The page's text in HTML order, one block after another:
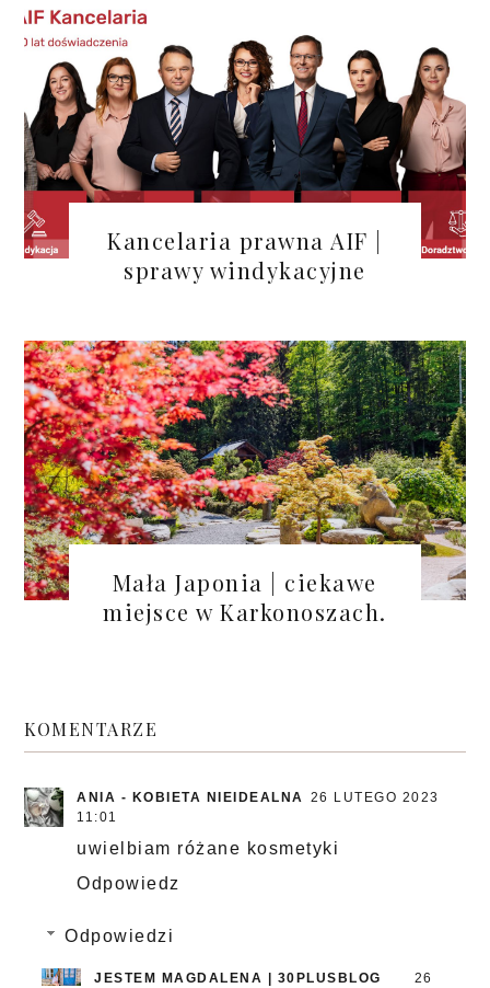
Kancelaria prawna AIF |
sprawy windykacyjne
Mała Japonia | ciekawe
miejsce w Karkonoszach.
KOMENTARZE
ANIA - KOBIETA NIEIDEALNA 26 LUTEGO 2023
11:01
uwielbiam różane kosmetyki
Odpowiedz
Odpowiedzi
JESTEM MAGDALENA | 30PLUSBLOG
26